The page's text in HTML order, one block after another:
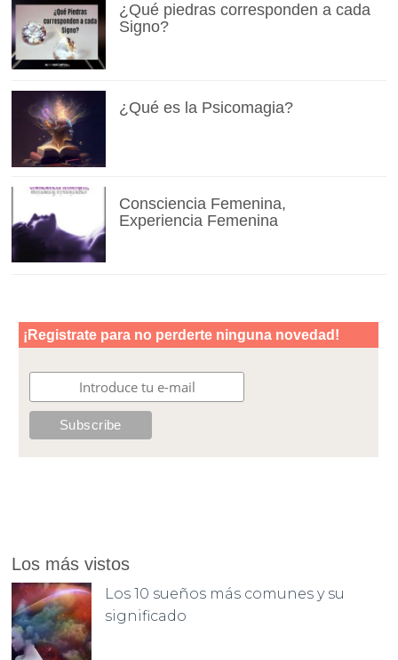
¿Qué piedras corresponden a cada
Signo?
¿Qué es la Psicomagia?
Consciencia Femenina,
Experiencia Femenina
Los más vistos
Los 10 sueños más comunes y su
significado